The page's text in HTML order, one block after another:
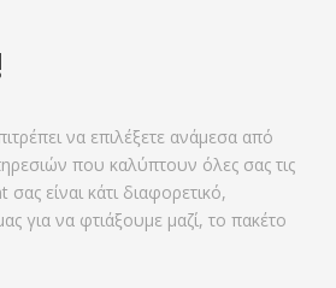
να επιλέξετε ανάμεσα από
που καλύπτουν όλες σας τις
είναι κάτι διαφορετικό,
για να φτιάξουμε μαζί, το πακέτο